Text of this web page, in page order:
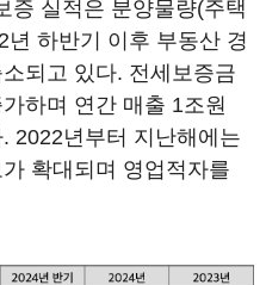
증 실적은 분양물량(주택
하반기 이후 부동산 경
되고 있다. 전세보증금
하며 연간 매출 1조원
2022년부터 지난해에는
확대되며 영업적자를